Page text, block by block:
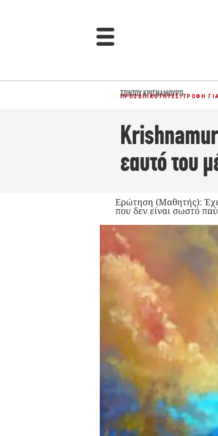
ΤΖΊΝΤΟΥ ΚΡΙΣΝΑΜΟΎΡΤΙ
ΠΡΟΣΩΠΙΚΌΤΗΤΕΣ/ΤΡΟΦΉ
εαυτό του
Ερώτηση (Μαθητής):
που δεν είναι σωστό